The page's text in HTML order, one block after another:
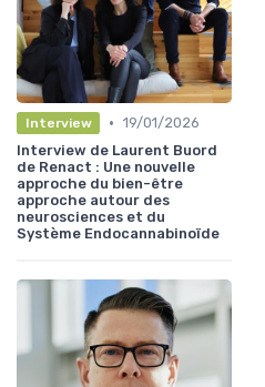
Interview • 19/01/2026
Interview de Laurent Buord
de Renact : Une nouvelle
approche du bien-être
approche autour des
neurosciences et du
Système Endocannabinoïde